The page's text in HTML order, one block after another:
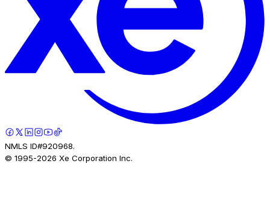
NMLS ID#920968.
© 1995-2026 Xe Corporation Inc.